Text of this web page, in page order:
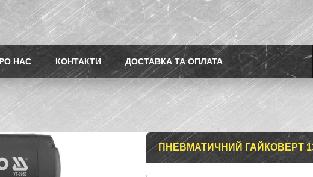
НАС КОНТАКТИ ДОСТАВКА ТА ОПЛАТА
ПНЕВМАТИЧНИЙ ГАЙКОВЕРТ